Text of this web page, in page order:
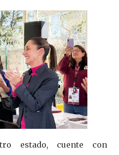
estado, cuente con